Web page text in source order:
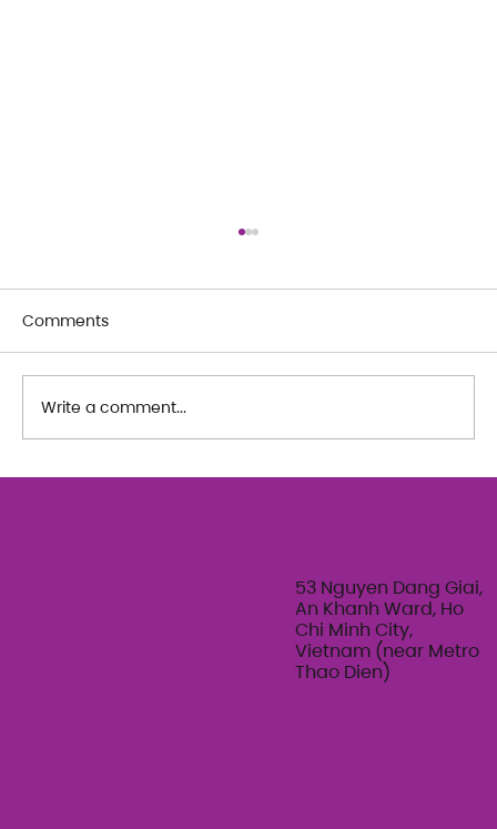
Comments
Write a comment...
53 Nguyen Dang Giai,
An Khanh Ward, Ho
Chi Minh City,
Vietnam (near Metro
Thao Dien)